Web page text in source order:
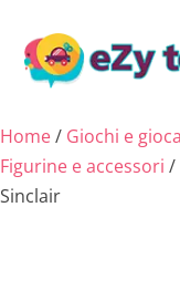
Home/ Giochi e
Figurine e accessori /
Sinclair